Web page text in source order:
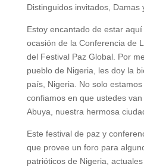
Distinguidos invitados, Damas
Estoy encantado de estar
ocasión de la Conferencia de
del Festival Paz Global. Por
pueblo de Nigeria, les doy la
país, Nigeria. No solo
confiamos en que ustedes
Abuya, nuestra hermosa
Este festival de paz y
que provee un foro para
patrióticos de Nigeria,